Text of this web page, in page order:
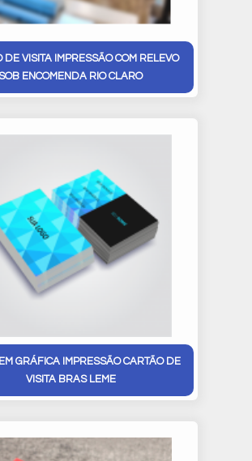
DE VISITA IMPRESSÃO COM RELEVO
SOB ENCOMENDA RIO CLARO
GRÁFICA IMPRESSÃO CARTÃO DE
VISITA BRAS LEME